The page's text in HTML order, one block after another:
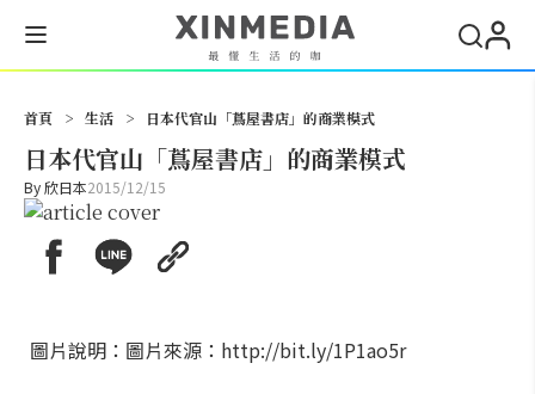
首頁 > 生活 > 日本代官山「蔦屋書店」的商業模式
日本代官山「蔦屋書店」的商業模式
By欣日本2015/12/15
圖片說明：圖片來源：http://bit.ly/1P1ao5r